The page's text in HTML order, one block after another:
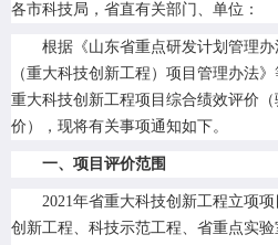
工作的通知
各市科技局，省直有关部门、单位：
根据《山东省重点研发计划管理
（重大科技创新工程）项目管理办法
重大科技创新工程项目 综合绩效评价
价），现将有关事项通知如下。
一、项目评价范围
2021年省重大科技创新工程立项
创新工程、科技示范工程、省重点实